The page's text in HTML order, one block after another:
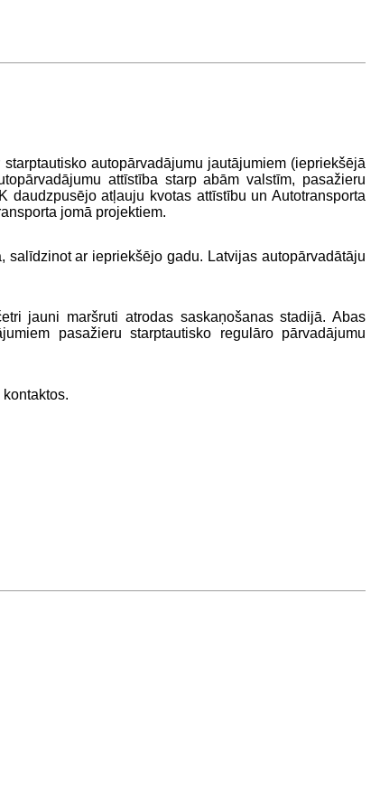
autopārvadājumu jautājumiem (iepriekšējā
attīstība starp abām valstīm, pasažieru
atļauju kvotas attīstību un Autotransporta
jomā projektiem.
ar iepriekšējo gadu. Latvijas autopārvadātāju
jauni maršruti atrodas saskaņošanas stadijā. Abas
pasažieru starptautisko regulāro pārvadājumu